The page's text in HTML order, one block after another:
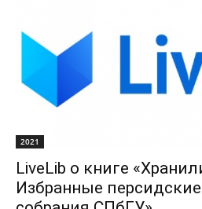
2021
LiveLib о книге
Избранные